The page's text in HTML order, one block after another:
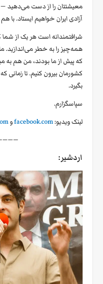
معیشتتان را از دست می‌دهید —
آزادی ایران خواهیم ایستاد. با
شرافتمندانه است هر یک از شما
همه‌چیز را به خطر می‌اندازید.
که پیش از ما بودند، من هم به
کشورمان بیرون کنیم. تا
بگیرد.
سپاسگزارم.
لینک ویدیو:facebook.comو
اردشیر: